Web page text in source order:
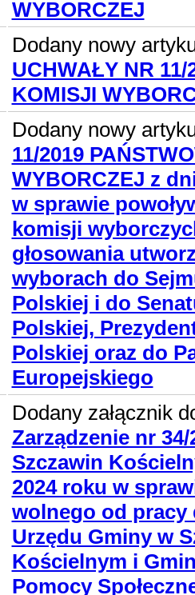
WYBORCZEJ
Dodany nowy
UCHWAŁY NR 11/
KOMISJI
Dodany nowy
11/2019
WYBORCZEJ z
w sprawie
komisji
głosowania
wyborach do
Polskiej i do
Polskiej,
Polskiej oraz do
Europejskiego
Dodany załącznik
Zarządzenie nr
Szczawin
2024 roku w
wolnego od pracy
Urzędu Gminy w
Kościelnym i
Pomocy